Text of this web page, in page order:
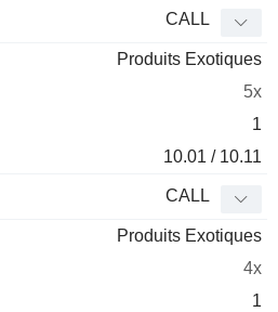
CALL
Produits Exotiques
5x
1
10.01 / 10.11
CALL
Produits Exotiques
4x
1